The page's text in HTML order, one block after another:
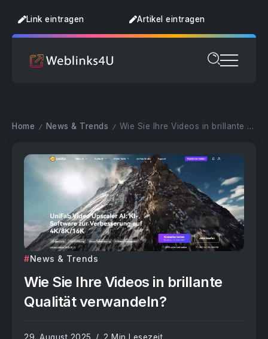
Link eintragen Artikel eintragen
Home / News & Trends / Wie Sie Ihre Videos in brillante Qualität verwandeln?
News & Trends
Wie Sie Ihre Videos in brillante
Qualität verwandeln?